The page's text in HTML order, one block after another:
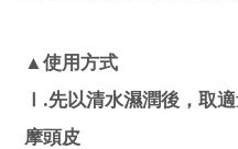
▲使用方式
.先以清水濕潤後，取
摩頭皮